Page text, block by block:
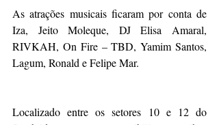
As atrações musicais ficaram por conta de
Iza, Jeito Moleque, DJ Elisa Amaral,
RIVKAH, On Fire – TBD, Yamim Santos,
Lagum, Ronald e Felipe Mar.
Localizado entre os setores 10 e 12 do